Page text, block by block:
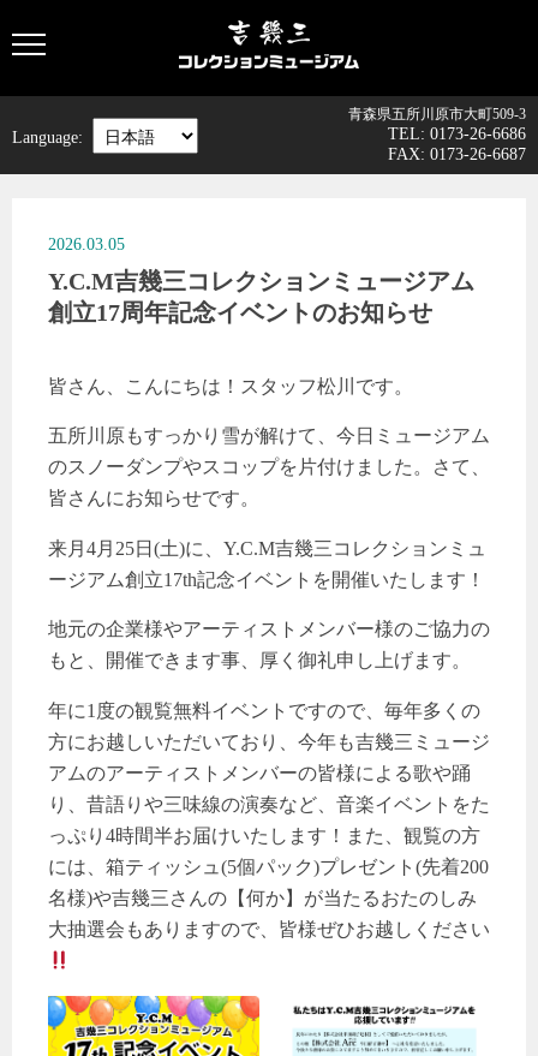
Language:
青森県五所川原市大町509-3
TEL: 0173-26-6686
FAX: 0173-26-6687
2026.03.05
Y.C.M吉幾三コレクションミュージアム
創立17周年記念イベントのお知らせ
皆さん、こんにちは！スタッフ松川です。
五所川原もすっかり雪が解けて、今日ミュージアム
のスノーダンプやスコップを片付けました。さて、
皆さんにお知らせです。
来月4月25日(土)に、Y.C.M吉幾三コレクションミュ
ージアム創立17th記念イベントを開催いたします！
地元の企業様やアーティストメンバー様のご協力の
もと、開催できます事、厚く御礼申し上げます。
年に1度の観覧無料イベントですので、毎年多くの
方にお越しいただいており、今年も吉幾三ミュージ
アムのアーティストメンバーの皆様による歌や踊
り、昔語りや三味線の演奏など、音楽イベントをた
っぷり4時間半お届けいたします！また、観覧の方
には、箱ティッシュ(5個パック)プレゼント(先着200
名様)や吉幾三さんの【何か】が当たるおたのしみ
大抽選会もありますので、皆様ぜひお越しください